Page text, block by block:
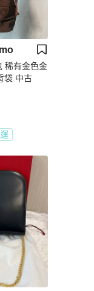
稀有金色金
袋 中古